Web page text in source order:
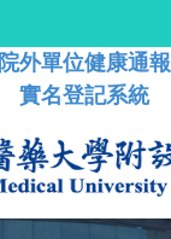
院外單位健康通報
實名登記系統